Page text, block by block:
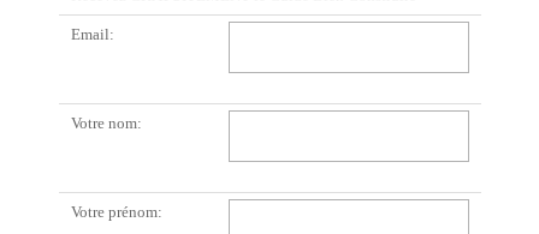
Email:
Votre nom:
Votre prénom: